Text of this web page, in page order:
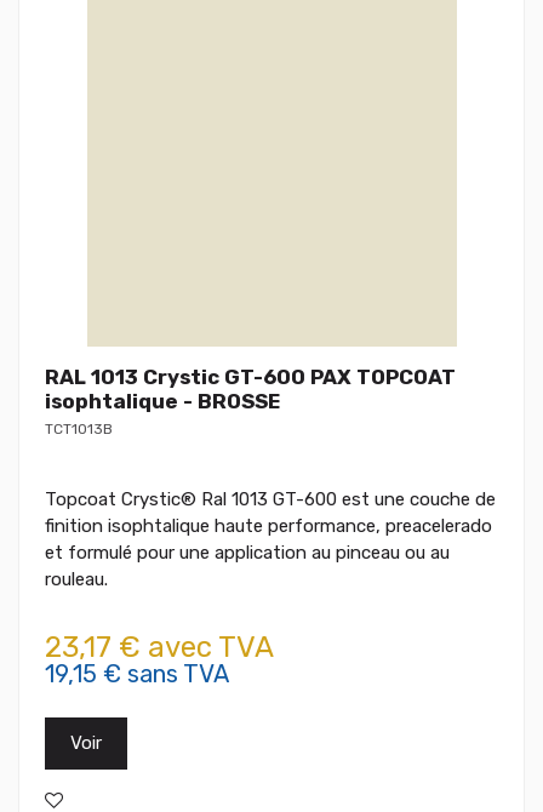
RAL 1013 Crystic GT-600 PAX TOPCOAT
isophtalique - BROSSE
TCT1013B
Topcoat Crystic® Ral 1013 GT-600 est une couche de
finition isophtalique haute performance, preacelerado
et formulé pour une application au pinceau ou au
rouleau.
23,17 € avec TVA
19,15 € sans TVA
Voir